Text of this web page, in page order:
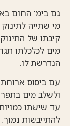
גם בימי החום
מי שתייה
קיבתו של
מים לכלכלתו
הנדרשת לו.
עם ביסוס
ולשלב מים
עד שישתו
להתייבשות נמוך.